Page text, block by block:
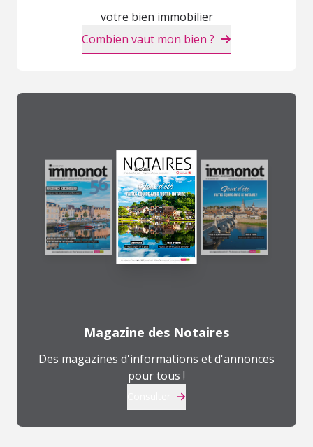
votre bien immobilier
Combien vaut mon bien ?
Magazine des Notaires
Des magazines d'informations et d'annonces
pour tous !